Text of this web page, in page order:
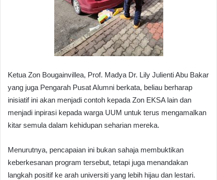
Ketua Zon Bougainvillea, Prof. Madya Dr. Lily Julienti Abu Bakar
yang juga Pengarah Pusat Alumni berkata, beliau berharap
inisiatif ini akan menjadi contoh kepada Zon EKSA lain dan
menjadi inpirasi kepada warga UUM untuk terus mengamalkan
kitar semula dalam kehidupan seharian mereka.
Menurutnya, pencapaian ini bukan sahaja membuktikan
keberkesanan program tersebut, tetapi juga menandakan
langkah positif ke arah universiti yang lebih hijau dan lestari.